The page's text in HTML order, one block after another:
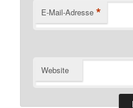
E-Mail-Adresse *
Website